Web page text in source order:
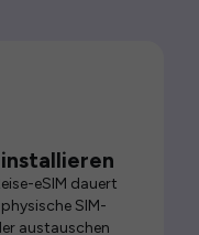
eSIM dauert
SIM-
austauschen